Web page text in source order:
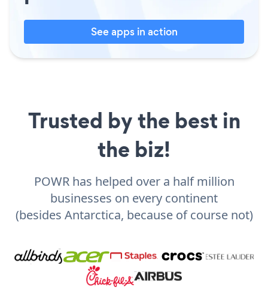
See apps in action
Trusted by the best in
the biz!
POWR has helped over a half million
businesses on every continent
(besides Antarctica, because of course not)